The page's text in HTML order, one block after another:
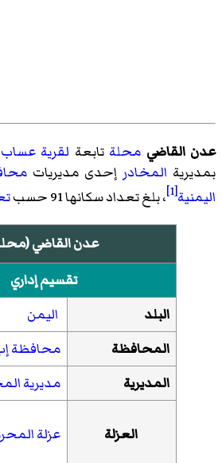
عدن القاضي محلة تابعة لقرية عساب
بمديرية المخادر إحدى مديريات
اليمنية[1] ، بلغ تعداد سكانها 91 حسب
عدن القاضي
تقسيم إداري
البلد
اليمن
المحافظة
محافظة
المديرية
مديرية
العزلة عزلة